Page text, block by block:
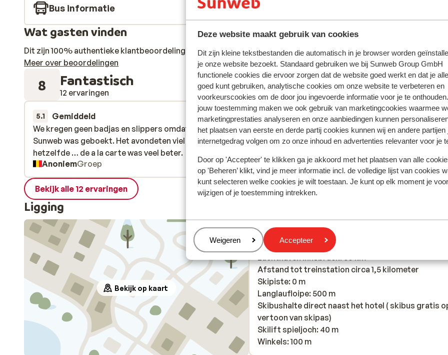
Deze website maakt gebruik van cookies
Dit zijn kleine tekstbestanden die automatisch in je browser worden
je onze website bezoekt. Standaard gebruiken we bij Sunweb Group GmbH
functionele cookies die ervoor zorgen dat de website goed werkt en dat je
goed kunt gebruiken, analytische cookies om onze website te verbeteren en
voorkeurscookies om de door jou ingevoerde informatie voor je te
jouw toestemming maken we ook gebruik van marketingcookies waarmee
marketingprestaties analyseren en onze aanbiedingen kunnen
het plaatsen van eerste en derde partij cookies kunnen wij en andere partijen
internetgedrag volgen om zo onze inhoud en advertenties relevanter voor je
Door op 'Accepteer' te klikken ga je akkoord met het plaatsen van alle
op 'Beheren’ klikt, vind je meer informatie incl. de volledige lijst van cookies
kunt selecteren welke cookies je wilt toestaan. Je kunt op elk moment je
wijzigen of je toestemming intrekken.
Beheren
Weigeren Accepteer
Bus informatie
Wat gasten vinden
Dit zijn 100% authentieke klantbeoordelingen die hun ervaring met ons product eerlijk weergeven.
Meer over beoordelingen
8 Fantastisch
12 ervaringen Meest geboekt door
5.1 Gemiddeld
28 feb. 2026
We kregen geen badjas en slippers omdat er via
Sunweb was geboekt. Het avondeten viel tegen, vaak
hetzelfde … de a la carte was veel beter.
We kregen geen badjas en slippers omdat er via
Sunweb was geboekt. Het avondeten viel tegen, vaak
hetzelfde … de a la carte was veel beter.
AnoniemGroep
6.9 Goed
28 feb.
Hotel was redelijk groot. Diner niet ok . Ontbijt ok
niet super.
Hotel was redelijk groot. Diner niet ok . Ontbijt ok
niet super.
AnoniemGroep
Bekijk alle 12 ervaringen
Ligging
Bekijk op kaart
Afstanden
Centrum: 800 m
Luchthaven innsbruck: 50 km
Afstand tot treinstation circa 1,5 kilometer
Skipiste: 0 m
Langlaufloipe: 500 m
Skibushalte direct naast het hotel ( skibus gratis
vertoon van skipas)
Skilift spieljoch: 40 m
Winkels: 100 m